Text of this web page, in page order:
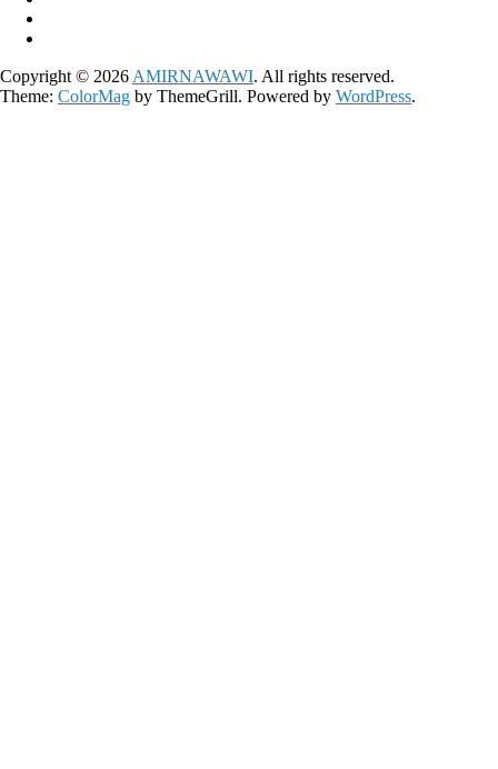
Copyright © 2026 AMIRNAWAWI. All rights reserved.
Theme: ColorMag by ThemeGrill. Powered by WordPress.